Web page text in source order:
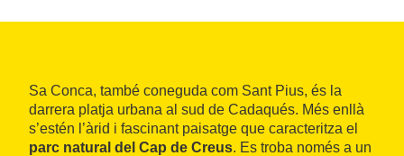
Sa Conca, també coneguda com Sant Pius, és la
darrera platja urbana al sud de Cadaqués. Més enllà
s’estén l’àrid i fascinant paisatge que caracteritza el
parc natural del Cap de Creus. Es troba només a un